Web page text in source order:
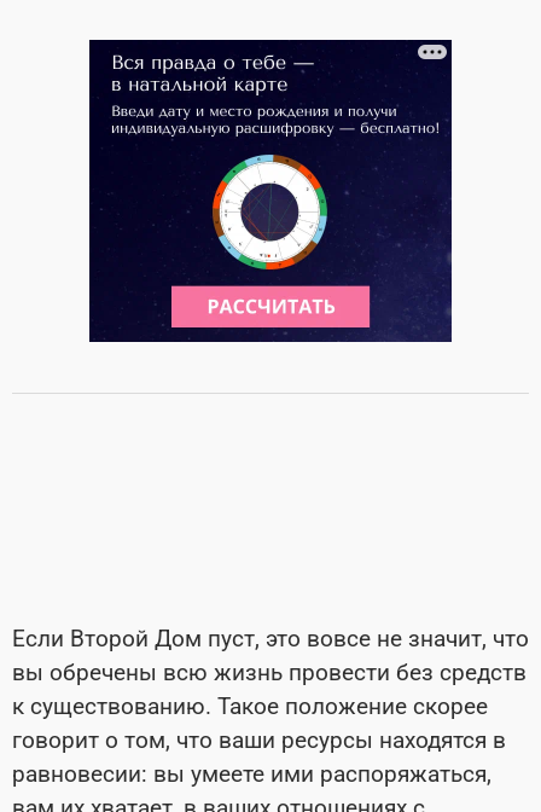
Если Второй Дом пуст, это вовсе не значит, что
вы обречены всю жизнь провести без средств
к существованию. Такое положение скорее
говорит о том, что ваши ресурсы находятся в
равновесии: вы умеете ими распоряжаться,